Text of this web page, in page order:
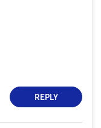
REPLY